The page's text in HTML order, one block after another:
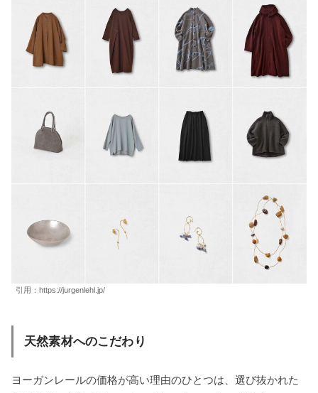
引用： https://jurgenlehl.jp/
天然素材へのこだわり
ヨーガンレールの価格が高い理由のひとつは、選び抜かれた